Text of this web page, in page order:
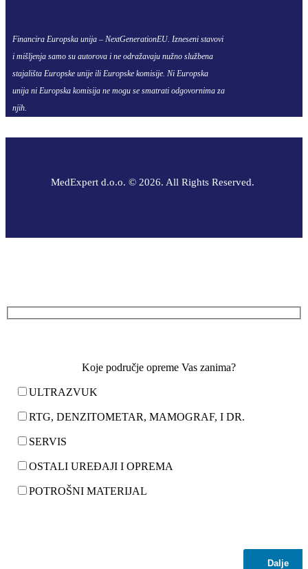
Financira Europska unija – NextGenerationEU. Izneseni stavovi
i mišljenja samo su autorova i ne odražavaju nužno službena
stajališta Europske unije ili Europske komisije. Ni Europska
unija ni Europska komisija ne mogu se smatrati odgovornima za
njih.
MedExpert d.o.o. © 2026. All Rights Reserved.
Koje područje opreme Vas zanima?
ULTRAZVUK
RTG, DENZITOMETAR, MAMOGRAF, I DR.
SERVIS
OSTALI UREĐAJI I OPREMA
POTROŠNI MATERIJAL
Dalje